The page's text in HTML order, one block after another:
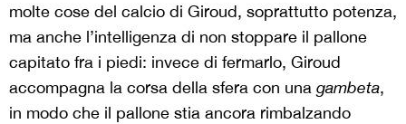
molte cose del calcio di Giroud, soprattutto potenza,
ma anche l’intelligenza di non stoppare il pallone
capitato fra i piedi: invece di fermarlo, Giroud
accompagna la corsa della sfera con una gambeta,
in modo che il pallone stia ancora rimbalzando